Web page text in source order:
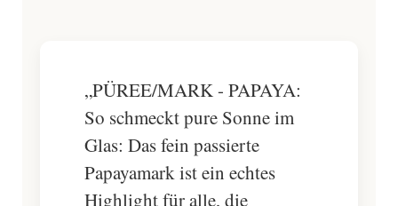
„PÜREE/MARK - PAPAYA:
So schmeckt pure Sonne im
Glas: Das fein passierte
Papayamark ist ein echtes
Highlight für alle, die